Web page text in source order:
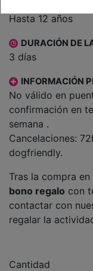
Hasta 12 años
DURACIÓN DE
3 días
INFORMACIÓN
No válido en
confirmación en
semana .
Cancelaciones:
dogfriendly.
Tras la compra
bono regalo con
contactar con
regalar la
Cantidad